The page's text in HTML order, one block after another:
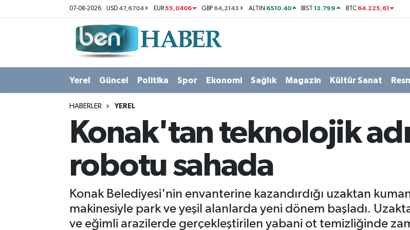
07-08-2026 USD 47,6704 EUR55,0406 GBP 64,2143 ALTIN 6510.40 BİST13.799 BTC 64.225,61
Yerel Güncel Politika Spor Ekonomi Sağlık Magazin Kültür Sanat
HABERLER YEREL
Konak'tan teknolojik
robotu sahada
Konak Belediyesi'nin envanterine kazandırdığı uzaktan
makinesiyle park ve yeşil alanlarda yeni dönem başladı.
ve eğimli arazilerde gerçekleştirilen yabani ot temizliğinde
Politika
Kültür Sanat
Hava Durumu
Süper Lig Puan Durumu ve Fikstür
Son Dakika Haberleri
Haber Arşivi